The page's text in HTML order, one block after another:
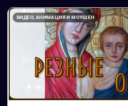
ВИДЕО, АНИМАЦИЯ И МОУШЕН